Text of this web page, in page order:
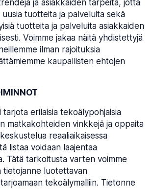
ja asiakkaiden tarpeita, jotta
tuotteita ja palveluita sekä
tuotteita ja palveluita asiakkaiden
Voimme jakaa näitä yhdistettyjä
ilman rajoituksia
kaupallisten ehtojen
tarjota erilaisia tekoälypohjaisia
matkakohteiden vinkkejä ja oppaita
reaaliaikaisessa
listaa voidaan laajentaa
Tätä tarkoitusta varten voimme
tietojanne luotettavan
tekoälymalliin. Tietonne